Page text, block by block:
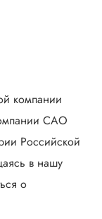
компании
САО
Российской
в нашу
о